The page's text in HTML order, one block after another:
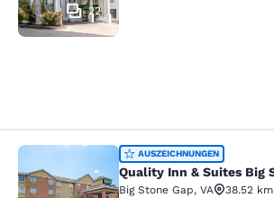
22
Quality Inn & Suites Big
AUSZEICHNUNGEN
Quality Inn & Suites Big
Big Stone Gap, VA
38.52 km